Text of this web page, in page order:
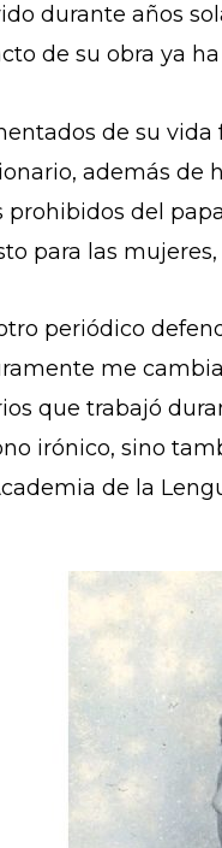
durante años
de su obra ya
de su
además de
del
para las
periódico
me
que trabajó
irónico, sino
de la